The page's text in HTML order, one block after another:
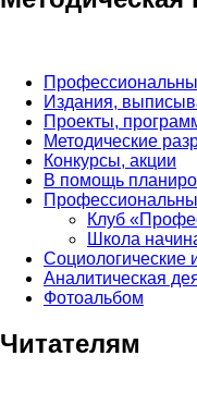
Издания,
Проекты,
Методические
Конкурсы, акции
В помощь
Клуб
Школа
Социологические
Аналитическая
Фотоальбом
Читателям